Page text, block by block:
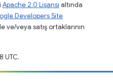
Apache 2.0 Lisansı altında
Developers Site
ve/veya satış ortaklarının
UTC.